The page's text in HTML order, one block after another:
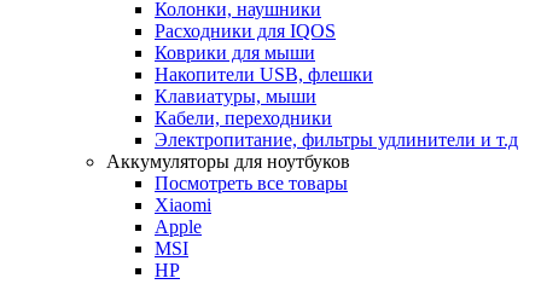
Колонки, наушники
Расходники для IQOS
Коврики для мыши
Накопители USB, флешки
Клавиатуры, мыши
Кабели, переходники
Электропитание, фильтры удлинители и т.д
Аккумуляторы для ноутбуков
Посмотреть все товары
Xiaomi
Apple
MSI
HP